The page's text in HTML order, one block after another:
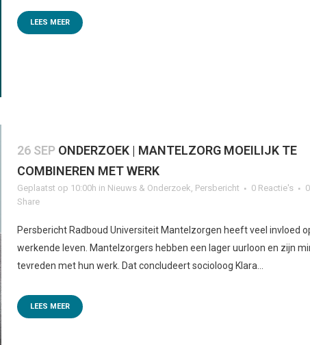
LEES MEER
26 SEP ONDERZOEK | MANTELZORG MOEILIJK TE
COMBINEREN MET WERK
Geplaatst op 10:00h in Nieuws & Onderzoek, Persbericht 0 Reactie's 0
Share
Persbericht Radboud Universiteit Mantelzorgen heeft veel invloed
werkende leven. Mantelzorgers hebben een lager uurloon en zijn
tevreden met hun werk. Dat concludeert socioloog Klara...
LEES MEER